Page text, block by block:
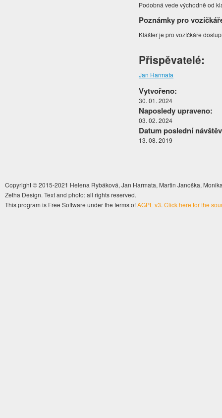
Podobná vede východně od
Poznámky pro
Klášter je pro vozíčkáře
Přispěvatelé:
Jan Harmata
Vytvořeno:
30. 01. 2024
Naposledy upraveno:
03. 02. 2024
Datum poslední
13. 08. 2019
Copyright © 2015-2021 Helena Rybáková, Jan Harmata, Martin Janoška,
Zetha Design. Text and photo: all rights reserved.
This program is Free Software under the terms ofAGPL v3. Click here for the